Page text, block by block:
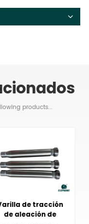
products...
de tracción
de aleación de